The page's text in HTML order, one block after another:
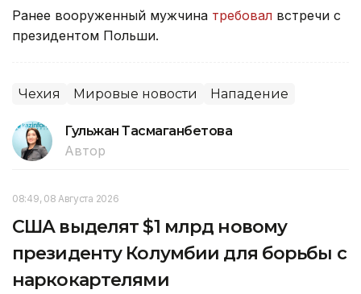
Ранее вооруженный мужчина требовал встречи с
президентом Польши.
Чехия Мировые новости Нападение
Гульжан Тасмаганбетова
Автор
08:49, 08 Августа 2026
США выделят $1 млрд новому
президенту Колумбии для борьбы с
наркокартелями